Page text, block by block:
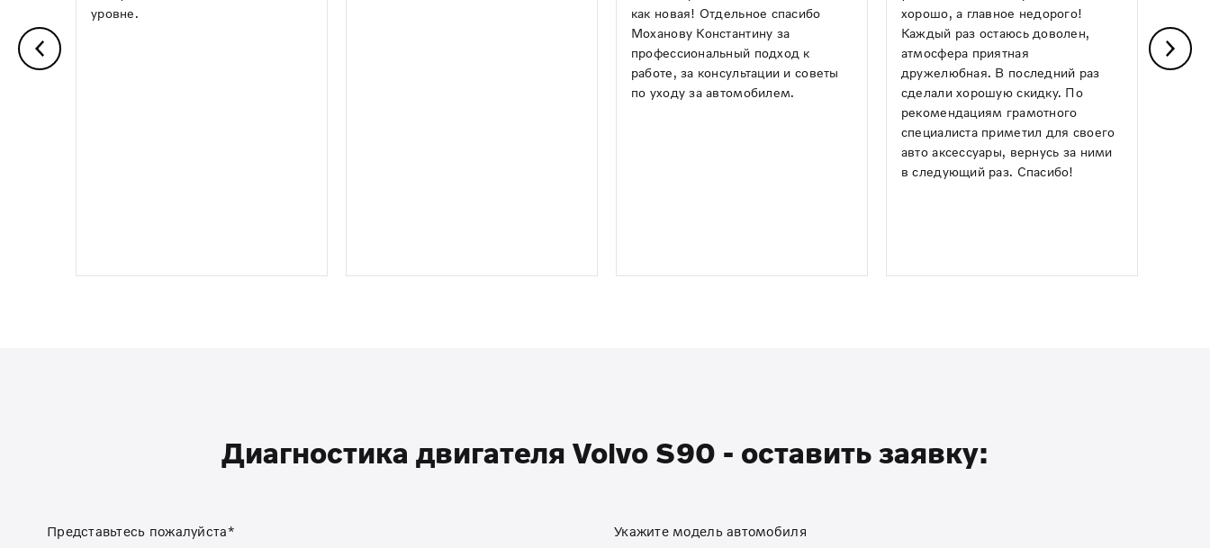
уровне.
как новая! Отдельное спасибо
Моханову Константину за
профессиональный подход к
работе, за консультации и советы
по уходу за автомобилем.
хорошо, а главное недорого!
Каждый раз остаюсь доволен,
атмосфера приятная
дружелюбная. В последний раз
сделали хорошую скидку. По
рекомендациям грамотного
специалиста приметил для своего
авто аксессуары, вернусь за ними
в следующий раз. Спасибо!
Диагностика двигателя Volvo S90 - оставить заявку:
Представьтесь пожалуйста* Укажите модель автомобиля